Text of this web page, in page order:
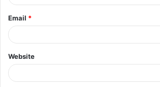
Email *
Website